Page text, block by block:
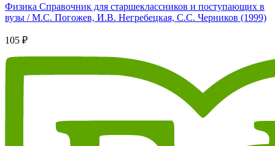
Физика Справочник для старшеклассников и поступающих в
вузы / М.С. Погожев, И.В. Негребецкая, С.С. Черников (1999)
105 ₽